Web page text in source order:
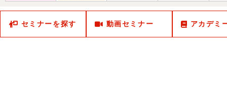
セミナーを探す 動画セミナー アカデミ